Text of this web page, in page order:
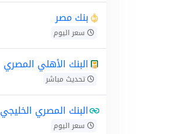
بنك مصر
سعر اليوم
البنك الأهلي المصري
تحديث مباشر
البنك المصري الخليجي
سعر اليوم